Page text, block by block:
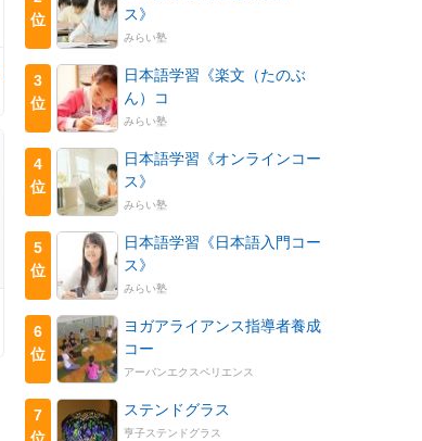
位
ス》
みらい塾
3
位
日本語学習《楽文（たのぶ
ん）コ
みらい塾
4
位
日本語学習《オンラインコー
ス》
みらい塾
5
位
日本語学習《日本語入門コー
ス》
みらい塾
6
位
ヨガアライアンス指導者養成
コー
アーバンエクスペリエンス
7
ステンドグラス
亨子ステンドグラス